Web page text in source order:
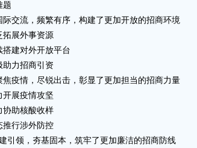
题
际交流，频繁有序，构建了更加开放的招商环境
拓展外事资源
搭建对外开放平台
助力招商引资
焦疫情，尽锐出击，彰显了更加担当的招商力量
开展疫情攻坚
协助核酸收样
推行涉外防控
建引领，夯基固本，筑牢了更加廉洁的招商防线